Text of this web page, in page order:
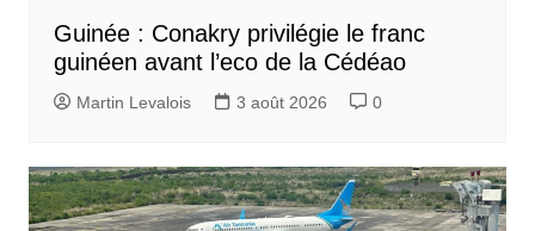
Guinée : Conakry privilégie le franc
guinéen avant l’eco de la Cédéao
Martin Levalois 3 août 2026 0